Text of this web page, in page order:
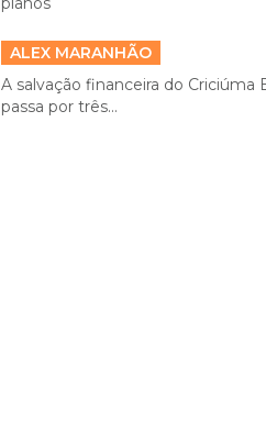
ALEX MARANHÃO
A salvação financeira do Criciúma
passa por três...